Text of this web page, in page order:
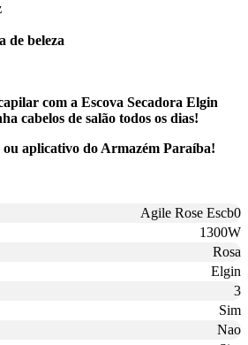
de beleza
com a Escova Secadora Elgin
cabelos de salão todos os dias!
ou aplicativo do Armazém Paraíba!
Agile Rose Escb0
1300W
Rosa
Elgin
3
Sim
Nao